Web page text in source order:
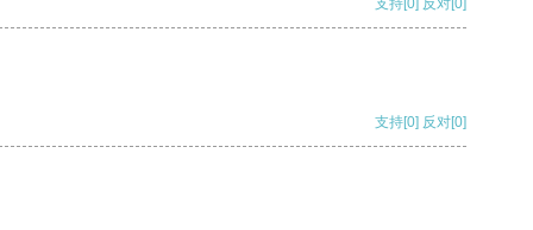
支持 [0] 反对 [0]
支持[0] 反对[0]